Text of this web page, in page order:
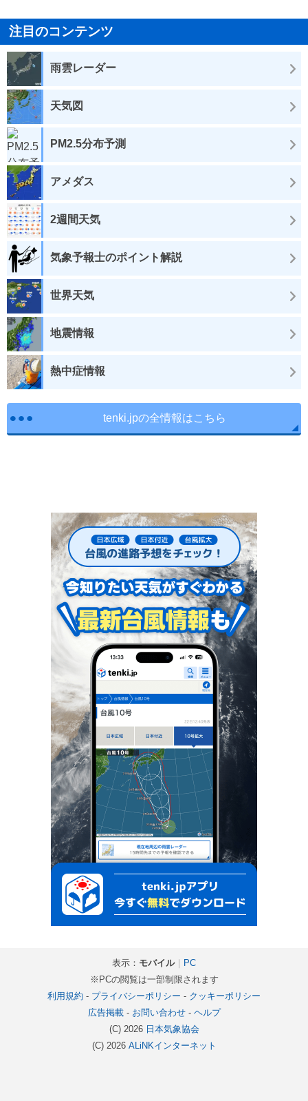
注目のコンテンツ
雨雲レーダー
天気図
PM2.5分布予測
アメダス
2週間天気
気象予報士のポイント解説
世界天気
地震情報
熱中症情報
tenki.jpの全情報はこちら
表示： モバイル｜
PC
※PCの閲覧は一部制限されます
利用規約 - プライバシーポリシー - クッキーポリシー
広告掲載- お問い合わせ- ヘルプ
(C) 2026 日本気象協会
(C) 2026 ALiNKインターネット